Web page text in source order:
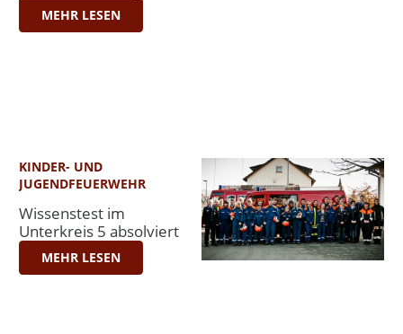
MEHR LESEN
KINDER- UND
JUGENDFEUERWEHR
Wissenstest im
Unterkreis 5 absolviert
MEHR LESEN